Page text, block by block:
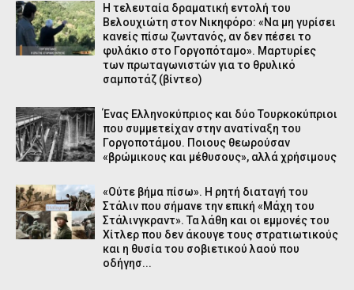
Η τελευταία δραματική εντολή του
Βελουχιώτη στον Νικηφόρο: «Να μη γυρίσει
κανείς πίσω ζωντανός, αν δεν πέσει το
φυλάκιο στο Γοργοπόταμο». Μαρτυρίες
των πρωταγωνιστών για το θρυλικό
σαμποτάζ (βίντεο)
Ένας Ελληνοκύπριος και δύο Τουρκοκύπριοι
που συμμετείχαν στην ανατίναξη του
Γοργοποτάμου. Ποιους θεωρούσαν
«βρώμικους και μέθυσους», αλλά χρήσιμους
«Ούτε βήμα πίσω». Η ρητή διαταγή του
Στάλιν που σήμανε την επική «Μάχη του
Στάλινγκραντ». Τα λάθη και οι εμμονές του
Χίτλερ που δεν άκουγε τους στρατιωτικούς
και η θυσία του σοβιετικού λαού που
οδήγησ...